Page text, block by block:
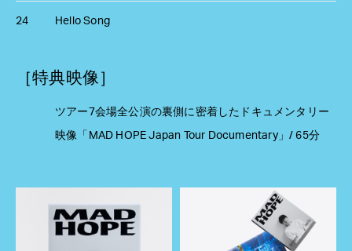
24 Hello Song
［特典映像］
ツアー7会場全公演の裏側に密着したドキュメンタリー
映像「MAD HOPE Japan Tour Documentary」/ 65分